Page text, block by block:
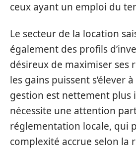
ceux ayant un emploi du
Le secteur de la location
également des profils
désireux de maximiser ses
les gains puissent s’élever
gestion est nettement plus
nécessite une attention
réglementation locale, qui
complexité accrue selon la